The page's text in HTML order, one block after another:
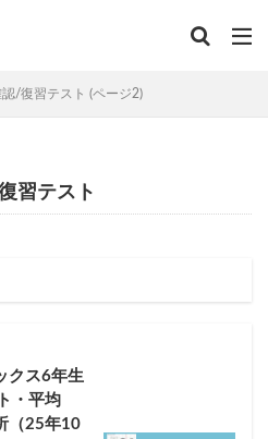
/復習テスト (ページ2)
習テスト
クス6年生
・平均
（25年10
館 中学受験算数
生
法記事 テスト速報